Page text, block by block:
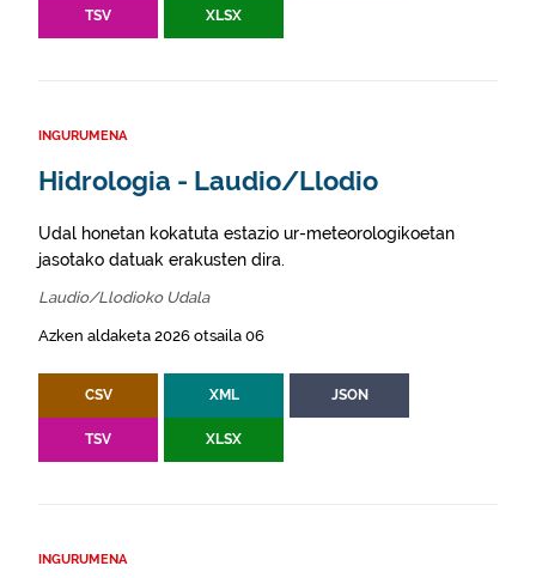
TSV XLSX
INGURUMENA
Hidrologia - Laudio/Llodio
Udal honetan kokatuta estazio ur-meteorologikoetan
jasotako datuak erakusten dira.
Laudio/Llodioko Udala
Azken aldaketa 2026 otsaila 06
CSV XML JSON
TSV XLSX
INGURUMENA